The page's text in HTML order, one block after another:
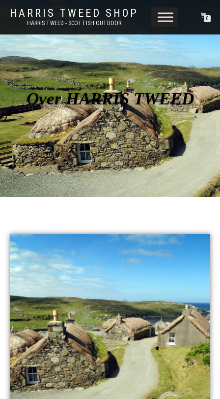
HARRIS TWEED SHOP
HARRIS TWEED - SCOTTISH OUTDOOR
0
Over HARRIS TWEED